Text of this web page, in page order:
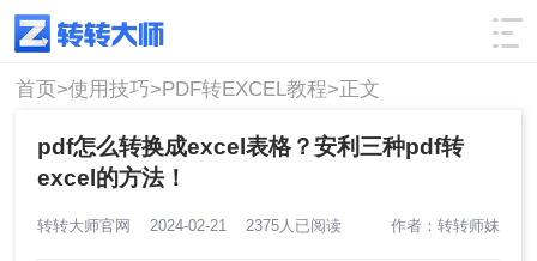
使用技巧 筛选
首页>使用技巧>PDF转EXCEL教程>正文
pdf怎么转换成excel表格？安利三种pdf转
excel的方法！
转转大师官网 2024-02-21 2375人已阅读 作者：转转师妹